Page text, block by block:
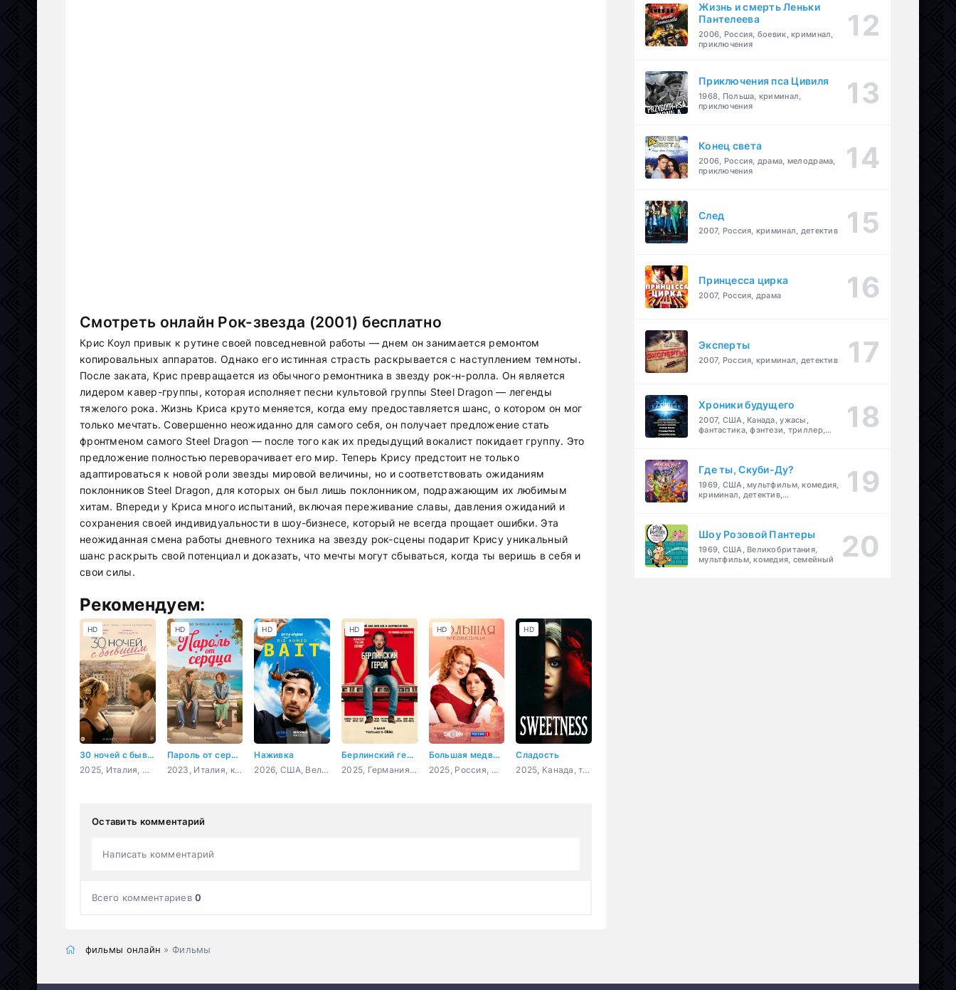
Смотреть онлайн Рок-звезда (2001) бесплатно
Крис Коул привык к рутине своей повседневной работы — днем он занимается ремонтом
копировальных аппаратов. Однако его истинная страсть раскрывается с наступлением темноты.
После заката, Крис превращается из обычного ремонтника в звезду рок-н-ролла. Он является
лидером кавер-группы, которая исполняет песни культовой группы Steel Dragon — легенды
тяжелого рока. Жизнь Криса круто меняется, когда ему предоставляется шанс, о котором он мог
только мечтать. Совершенно неожиданно для самого себя, он получает предложение стать
фронтменом самого Steel Dragon — после того как их предыдущий вокалист покидает группу. Это
предложение полностью переворачивает его мир. Теперь Крису предстоит не только
адаптироваться к новой роли звезды мировой величины, но и соответствовать ожиданиям
поклонников Steel Dragon, для которых он был лишь поклонником, подражающим их любимым
хитам. Впереди у Криса много испытаний, включая переживание славы, давления ожиданий и
сохранения своей индивидуальности в шоу-бизнесе, который не всегда прощает ошибки. Эта
неожиданная смена работы дневного техника на звезду рок-сцены подарит Крису уникальный
шанс раскрыть свой потенциал и доказать, что мечты могут сбываться, когда ты веришь в себя и
свои силы.
Рекомендуем:
30 ночей с бывшим
2025, Италия, мелодрама, комедия
HD
Пароль от сердца
2023, Италия, комедия, семейный
HD
Наживка
2026, США, Великобритания, фантастика, драма, комедия
HD
Берлинский герой
2025, Германия, драма, комедия
HD
Большая медведица
2025, Россия, мелодрама
HD
Сладость
2025, Канада, триллер, драма
HD
Оставить комментарий
Написать комментарий
Всего комментариев0
фильмы онлайн » Фильмы
Жизнь и смерть Леньки
Пантелеева
2006, Россия, боевик, криминал,
приключения
Приключения пса Цивиля
1968, Польша, криминал,
приключения
Конец света
2006, Россия, драма, мелодрама,
приключения
След
2007, Россия, криминал, детектив
Принцесса цирка
2007, Россия, драма
Эксперты
2007, Россия, криминал, детектив
Хроники будущего
2007, США, Канада, ужасы,
фантастика, фэнтези, триллер,
Где ты, Скуби-Ду?
1969, США, мультфильм, комедия,
криминал, детектив,
Шоу Розовой Пантеры
1969, США, Великобритания,
мультфильм, комедия, семейный